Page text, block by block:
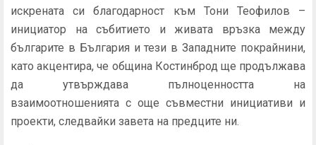
искрената си благодарност към Тони Теофилов –
инициатор на събитието и живата връзка между
българите в България и тези в Западните покрайнини,
като акцентира, че община Костинброд ще продължава
да утвърждава пълноценността на
взаимоотношенията с още съвместни инициативи и
проекти, следвайки завета на предците ни.